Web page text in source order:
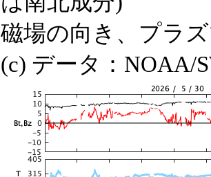
磁場の向き、プラ
(c) データ：NOAA/